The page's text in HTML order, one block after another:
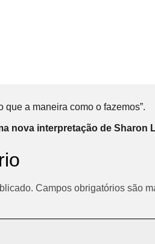
que a maneira como o fazemos”.
nova interpretação de Sharon
Campos obrigatórios são